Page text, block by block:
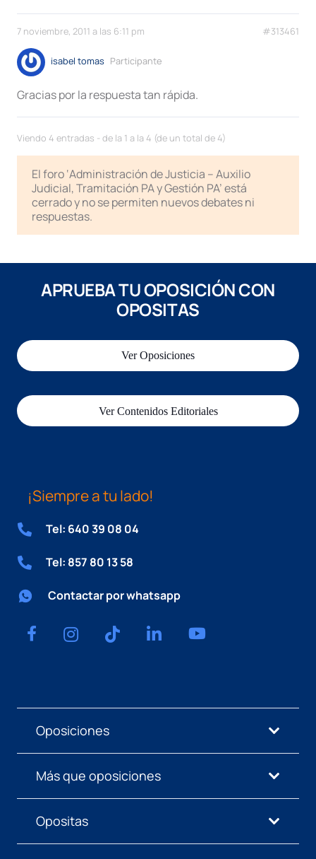
7 noviembre, 2011 a las 6:11 pm #313461
isabel tomas Participante
Gracias por la respuesta tan rápida.
Viendo 4 entradas - de la 1 a la 4 (de un total de 4)
El foro ‘Administración de Justicia – Auxilio
Judicial, Tramitación PA y Gestión PA’ está
cerrado y no se permiten nuevos debates ni
respuestas.
APRUEBA TU OPOSICIÓN CON
OPOSITAS
Ver Oposiciones
Ver Contenidos Editoriales
¡Siempre a tu lado!
Tel: 640 39 08 04
Tel: 857 80 13 58
Contactar por whatsapp
Oposiciones
Más que oposiciones
Opositas